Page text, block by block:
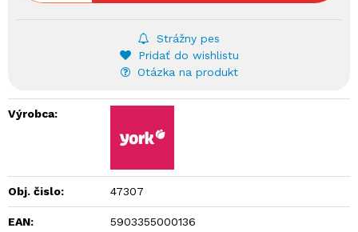
Strážny pes
Pridať do wishlistu
Otázka na produkt
Výrobca:
Obj. čislo: 47307
EAN: 5903355000136